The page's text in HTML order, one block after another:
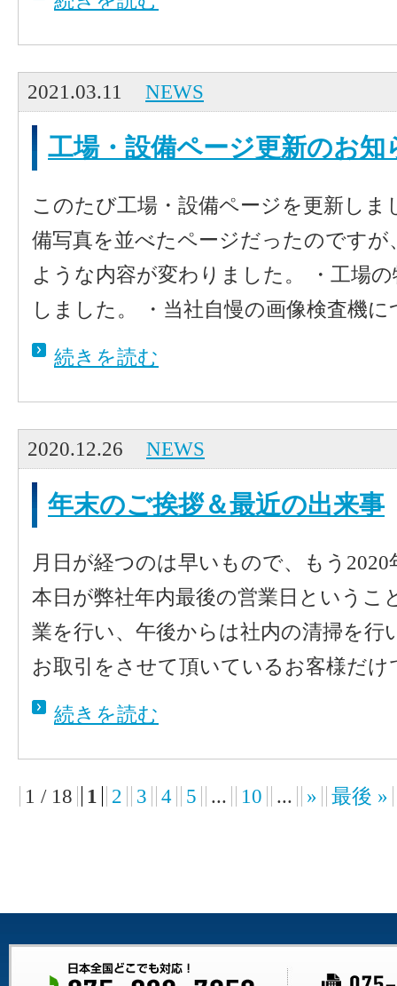
2021.03.11 NEWS
工場・設備ページ更新のお知
このたび工場・設備ページを更新しま
備写真を並べたページだったのです
ような内容が変わりました。 ・工場
しました。 ・当社自慢の画像検査機
続きを読む
2020.12.26 NEWS
年末のご挨拶＆最近の出来事
月日が経つのは早いもので、もう
本日が弊社年内最後の営業日というこ
業を行い、午後からは社内の清掃を行
お取引をさせて頂いているお客様だ
続きを読む
1 / 18 1 2 3 4 5 ... 10 ... » 最後 »